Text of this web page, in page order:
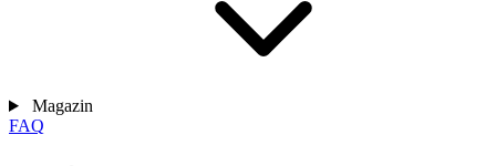
Magazin
FAQ